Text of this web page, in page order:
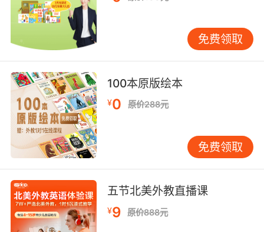
免费领取
100本原版绘本
¥0 原价288元
免费领取
五节北美外教直播课
¥9 原价888元